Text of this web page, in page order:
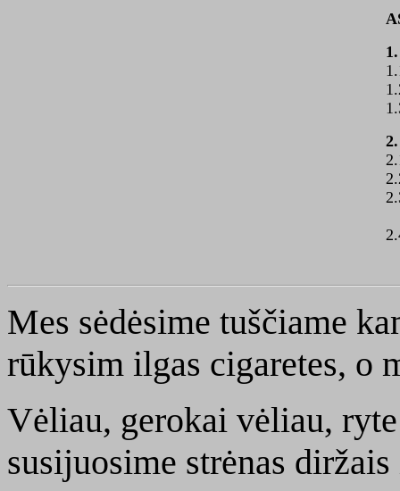
Mes sėdėsime tuščiame
rūkysim ilgas cigaretes, o
Vėliau, gerokai vėliau,
susijuosime strėnas